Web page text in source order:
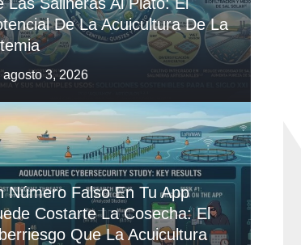
De La Acuicultura De La
agosto 3, 2026
Número Falso En Tu App
Costarte La Cosecha: El
Que La Acuicultura